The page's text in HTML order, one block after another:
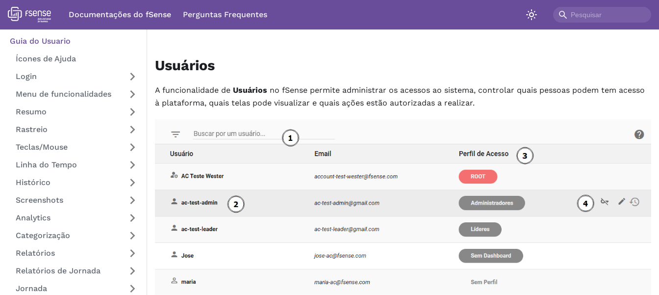
Documentações do fSense Perguntas Frequentes
Guia do Usuario
Ícones de Ajuda
Login
Menu de funcionalidades
Resumo
Rastreio
Teclas/Mouse
Linha do Tempo
Histórico
Screenshots
Analytics
Categorização
Relatórios
Relatórios de Jornada
Jornada
Usuários
A funcionalidade de Usuários no fSense permite administrar os acessos ao sistema, controlar quais pessoas podem tem acesso
à plataforma, quais telas pode visualizar e quais ações estão autorizadas a realizar.